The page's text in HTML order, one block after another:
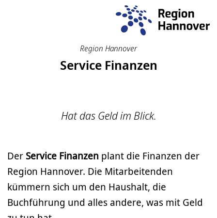
Region Hannover
Service Finanzen
Hat das Geld im Blick.
Der Service Finanzen plant die Finanzen der
Region Hannover. Die Mitarbeitenden
kümmern sich um den Haushalt, die
Buchführung und alles andere, was mit Geld